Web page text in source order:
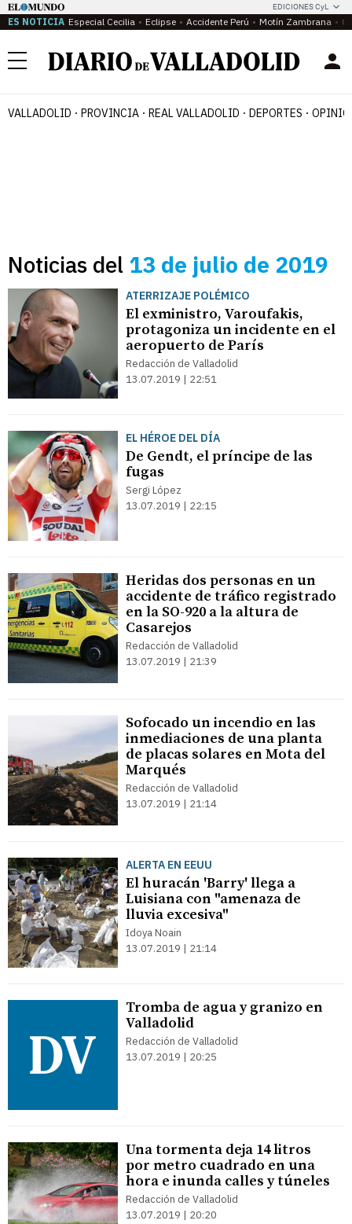
EDICIONES CyL
ES NOTICIA Especial Cecilia Eclipse Accidente Perú Motín Zambrana
Menú
VALLADOLID PROVINCIA REAL VALLADOLID DEPORTES
Noticias del 13 de julio de 2019
ATERRIZAJE POLÉMICO
El exministro, Varoufakis,
protagoniza un incidente en el
aeropuerto de París
Redacción de Valladolid
13.07.2019 | 22:51
EL HÉROE DEL DÍA
De Gendt, el príncipe de las
fugas
Sergi López
13.07.2019 | 22:15
Heridas dos personas en un
accidente de tráfico registrado
en la SO-920 a la altura de
Casarejos
Redacción de Valladolid
13.07.2019 | 21:39
Sofocado un incendio en las
inmediaciones de una planta
de placas solares en Mota del
Marqués
Redacción de Valladolid
13.07.2019 | 21:14
ALERTA EN EEUU
El huracán 'Barry' llega a
Luisiana con "amenaza de
lluvia excesiva"
Idoya Noain
13.07.2019 | 21:14
Tromba de agua y granizo en
Valladolid
Redacción de Valladolid
13.07.2019 | 20:25
Una tormenta deja 14 litros
por metro cuadrado en una
hora e inunda calles y túneles
Redacción de Valladolid
13.07.2019 | 20:20